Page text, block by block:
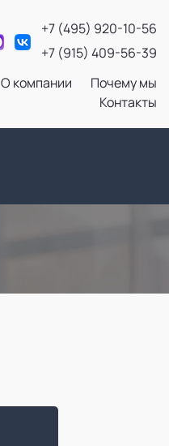
+7 (495) 920-10-56
+7 (915) 409-56-39
О компании
Почему мы
Контакты